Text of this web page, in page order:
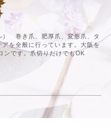
） 巻き爪、肥厚爪、変形爪、タ
を全般に行っています。大阪を
ンです。爪切りだけでもOK